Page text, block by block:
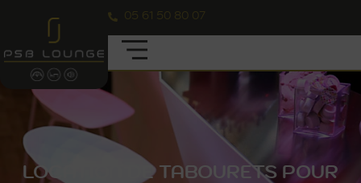
05 61 50 80 07
LOCATION DE TABOURETS POUR